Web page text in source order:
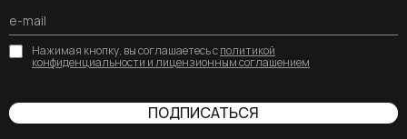
Нажимая кнопку, вы соглашаетесь сполитикой
конфиденциальности и лицензионным соглашением
ПОДПИСАТЬСЯ